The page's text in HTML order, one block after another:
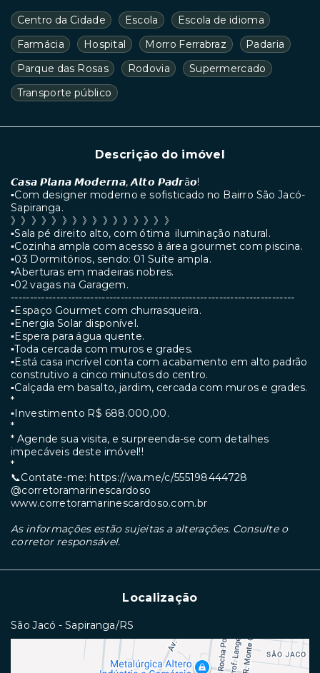
Centro da Cidade Escola
Escola de idioma
Farmácia
Hospital Morro Ferrabraz
Padaria
Parque das Rosas
Rodovia
Supermercado
Transporte público
Descrição do imóvel
𝘾𝙖𝙨𝙖 𝙋𝙡𝙖𝙣𝙖 𝙈𝙤𝙙𝙚𝙧𝙣𝙖, 𝘼𝙡𝙩𝙤 𝙋𝙖𝙙𝙧ã𝙤!
▪︎Com designer moderno e sofisticado no Bairro São Jacó-
Sapiranga.
》》》》》》》》》》》》》》》》
▪︎Sala pé direito alto, com ótima iluminação natural.
▪︎Cozinha ampla com acesso à área gourmet com piscina.
▪︎03 Dormitórios, sendo: 01 Suíte ampla.
▪︎Aberturas em madeiras nobres.
▪︎02 vagas na Garagem.
---------------------------------------------------------------------------
▪︎Espaço Gourmet com churrasqueira.
▪︎Energia Solar disponível.
▪︎Espera para água quente.
▪︎Toda cercada com muros e grades.
▪︎Está casa incrível conta com acabamento em alto padrão
construtivo a cinco minutos do centro.
▪︎Calçada em basalto, jardim, cercada com muros e grades.
*
▪︎Investimento R$ 688.000,00.
*
* Agende sua visita, e surpreenda-se com detalhes
impecáveis deste imóvel!!
*
📞Contate-me: https://wa.me/c/555198444728
@corretoramarinescardoso
www.corretoramarinescardoso.com.br
As informações estão sujeitas a alterações. Consulte o
corretor responsável.
Localização
São Jacó - Sapiranga/RS